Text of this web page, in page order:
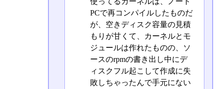
PCで再コンパイルしたものだ
が、空きディスク容量の見積
もりが甘くて、カーネルとモ
ジュールは作れたものの、ソ
ースのrpmの書き出し中にデ
ィスクフル起こして作成に失
敗しちゃったんで手元にない